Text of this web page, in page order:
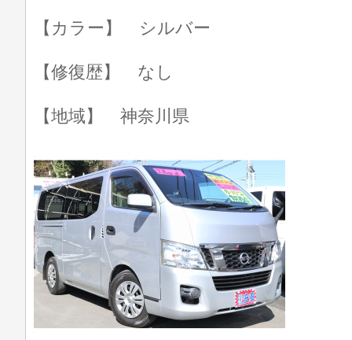
【カラー】 シルバー
【修復歴】 なし
【地域】 神奈川県